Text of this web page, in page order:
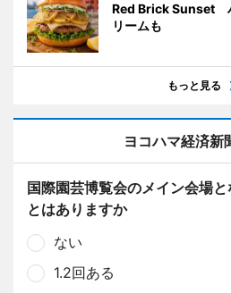
Red Brick Sunset
リームも
もっと見る
ヨコハマ経済新
国際園芸博覧会のメイン会場
とはありますか
ない
1.2回ある